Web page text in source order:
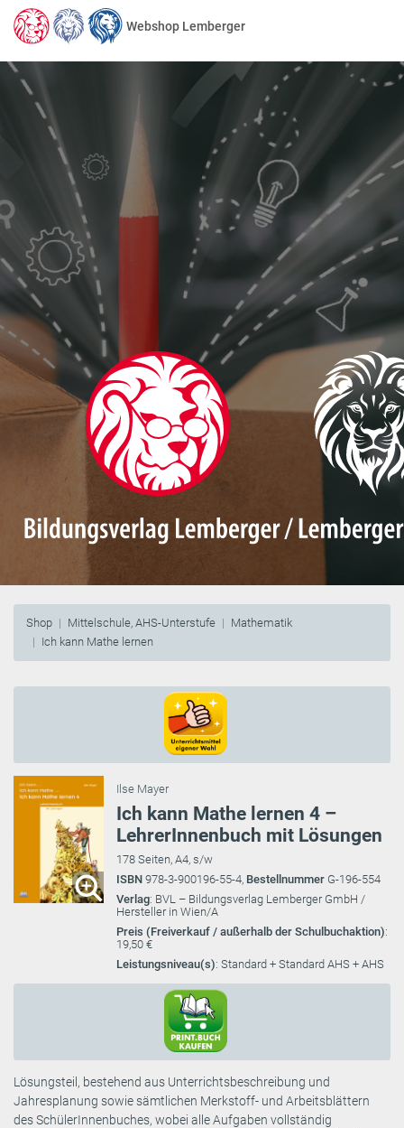
Webshop Lemberger
Shop Mittelschule, AHS-Unterstufe
Mathematik
Ich kann Mathe lernen
Ilse Mayer
Ich kann Mathe lernen 4 –
LehrerInnenbuch mit Lösungen
178 Seiten, A4, s/w
ISBN 978-3-900196-55-4, Bestellnummer G-196-554
Verlag: BVL – Bildungsverlag Lemberger GmbH /
Hersteller in Wien/A
Preis (Freiverkauf / außerhalb der Schulbuchaktion):
19,50 €
Leistungsniveau(s): Standard + Standard AHS + AHS
Lösungsteil, bestehend aus Unterrichtsbeschreibung und
Jahresplanung sowie sämtlichen Merkstoff- und Arbeitsblättern
des SchülerInnenbuches, wobei alle Aufgaben vollständig